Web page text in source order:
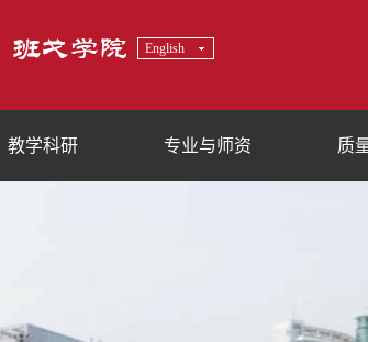
English
教学科研 专业与师资 质